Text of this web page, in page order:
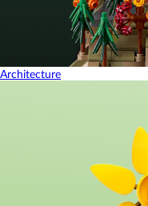
Architecture